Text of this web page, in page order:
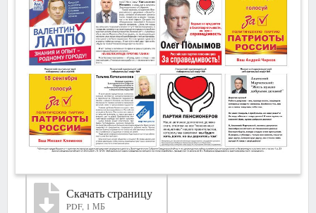
Скачать страницу
PDF, 1 МБ